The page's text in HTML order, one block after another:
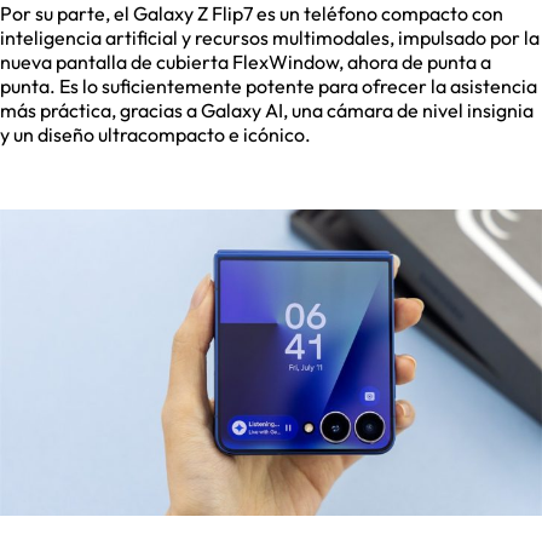
Por su parte, el Galaxy Z Flip7 es un teléfono compacto con
inteligencia artificial y recursos multimodales, impulsado por la
nueva pantalla de cubierta FlexWindow, ahora de punta a
punta. Es lo suficientemente potente para ofrecer la asistencia
más práctica, gracias a Galaxy AI, una cámara de nivel insignia
y un diseño ultracompacto e icónico.